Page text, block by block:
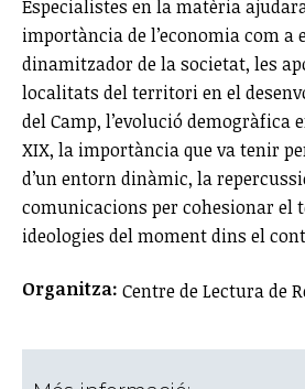
Especialistes en la matèria
importància de l’economia com a
dinamitzador de la societat, les
localitats del territori en el
del Camp, l’evolució demogràfica
XIX, la importància que va tenir
d’un entorn dinàmic, la
comunicacions per cohesionar el
ideologies del moment dins el
Organitza: Centre de Lectura de